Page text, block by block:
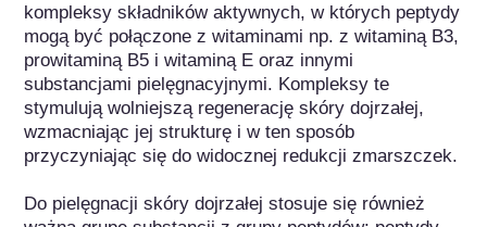
kompleksy składników aktywnych, w których peptydy
mogą być połączone z witaminami np. z witaminą B3,
prowitaminą B5 i witaminą E oraz innymi
substancjami pielęgnacyjnymi. Kompleksy te
stymulują wolniejszą regenerację skóry dojrzałej,
wzmacniając jej strukturę i w ten sposób
przyczyniając się do widocznej redukcji zmarszczek.
Do pielęgnacji skóry dojrzałej stosuje się również